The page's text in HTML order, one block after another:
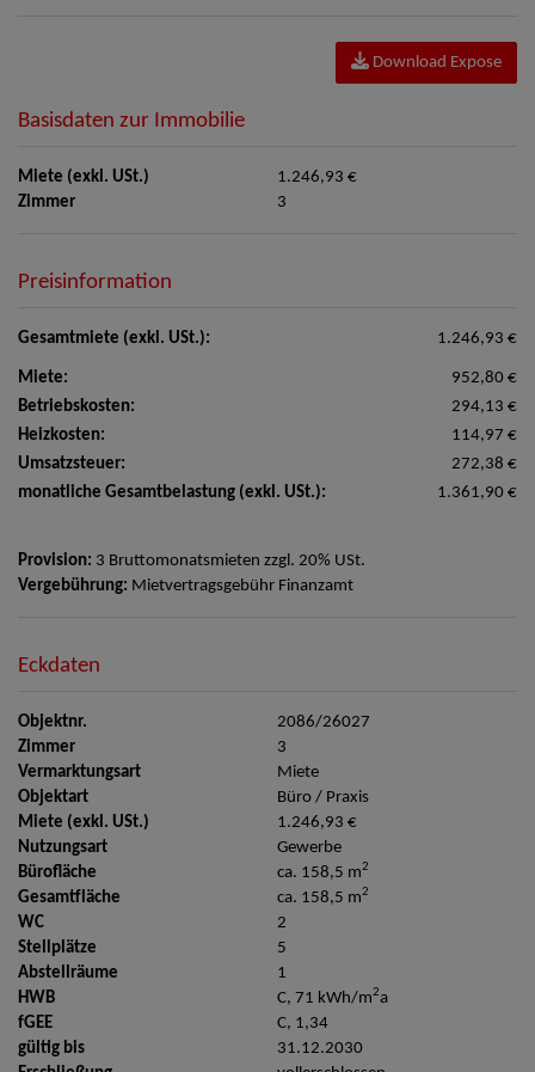
Download Expose
Basisdaten zur Immobilie
Miete (exkl. USt.)
1.246,93 €
Zimmer
3
Preisinformation
Gesamtmiete (exkl. USt.): 1.246,93 €
Miete:
952,80 €
Betriebskosten:
294,13 €
Heizkosten:
114,97 €
Umsatzsteuer:
272,38 €
monatliche Gesamtbelastung (exkl. USt.):
1.361,90 €
Provision: 3 Bruttomonatsmieten zzgl. 20% USt.
Vergebührung: Mietvertragsgebühr Finanzamt
Eckdaten
Objektnr.
2086/26027
Zimmer
3
Vermarktungsart
Miete
Objektart
Büro / Praxis
Miete (exkl. USt.)
1.246,93 €
Nutzungsart
Gewerbe
Bürofläche
ca. 158,5 m2
Gesamtfläche ca. 158,5 m2
WC
2
Stellplätze
5
Abstellräume
1
HWB
C, 71 kWh/m2a
fGEE
C, 1,34
gültig bis
31.12.2030